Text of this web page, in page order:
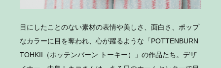
目にしたことのない素材の表情や美しさ、面白さ、ポップ
なカラーに目を奪われ、心が躍るような「POTTENBURN
TOHKII（ポッテンバーン トーキー）」の作品たち。デザ